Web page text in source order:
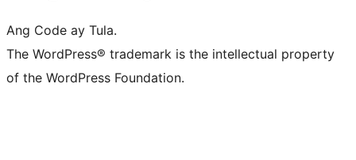
Ang Code ay Tula.
The WordPress® trademark is the intellectual property
of the WordPress Foundation.